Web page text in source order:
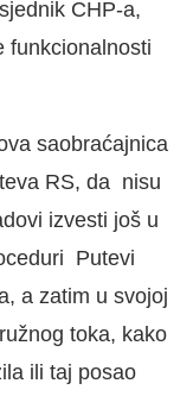
CHP-a,
funkcionalnosti
saobraćajnica
RS, da nisu
izvesti još u
Putevi
a zatim u svojoj
toka, kako
ili taj posao